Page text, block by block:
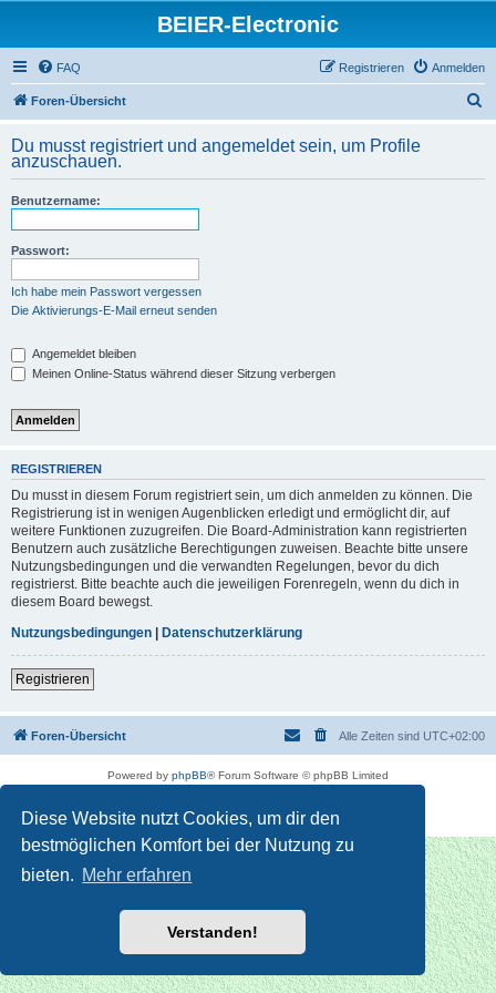
Diese Website nutzt Cookies, um dir den
bestmöglichen Komfort bei der Nutzung zu
bieten. Mehr erfahren
Verstanden!
BEIER-Electronic
FAQ Anmelden
Registrieren
Foren-Übersicht
h
Du musst registriert und angemeldet sein, um Profile
anzuschauen.
Benutzername:
Passwort:
Ich habe mein Passwort vergessen
Die Aktivierungs-E-Mail erneut senden
Angemeldet bleiben
Meinen Online-Status während dieser Sitzung verbergen
REGISTRIEREN
Du musst in diesem Forum registriert sein, um dich anmelden zu können. Die
Registrierung ist in wenigen Augenblicken erledigt und ermöglicht dir, auf
weitere Funktionen zuzugreifen. Die Board-Administration kann registrierten
Benutzern auch zusätzliche Berechtigungen zuweisen. Beachte bitte unsere
Nutzungsbedingungen und die verwandten Regelungen, bevor du dich
registrierst. Bitte beachte auch die jeweiligen Forenregeln, wenn du dich in
diesem Board bewegst.
Nutzungsbedingungen | Datenschutzerklärung
Registrieren
Foren-Übersicht Alle Zeiten sind UTC+02:00
Powered by phpBB® Forum Software © phpBB Limited
Datenschutz|Nutzungsbedingungen